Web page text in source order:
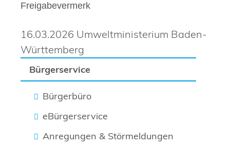
Bürgerservice
Bürgerbüro
eBürgerservice
Anregungen & Störmeldungen
Freigabevermerk
16.03.2026 Umweltministerium Baden-
Württemberg